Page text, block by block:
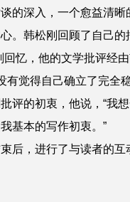
的深入，一个愈益清晰
。韩松刚回顾了自己
回忆，他的文学批评经
有觉得自己确立了完全
评的初衷，他说，“我
基本的写作初衷。”
后，进行了与读者的互